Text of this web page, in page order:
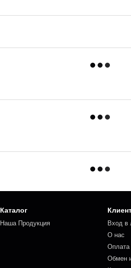
Каталог
Наша Продукция
Вход в
О нас
Оплата
Обмен